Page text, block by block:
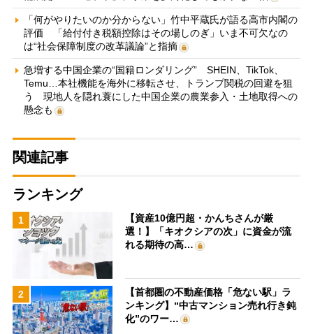
「何がやりたいのか分からない」竹中平蔵氏が語る高市内閣の
評価 「給付付き税額控除はその場しのぎ」いま不可欠なの
は“社会保障制度の改革議論”と指摘
急増する中国企業の“国籍ロンダリング” SHEIN、TikTok、
Temu…本社機能を海外に移転させ、トランプ関税の回避を狙
う 現地人を隠れ蓑にした中国企業の農業参入・土地取得への
懸念も
関連記事
ランキング
1
【資産10億円超・かんちさんが厳
選！】「キオクシアの次」に資金が流
れる期待の高…
2
【首都圏の不動産価格「危ない駅」ラ
ンキング】“中古マンション売れ行き鈍
化”のワー…